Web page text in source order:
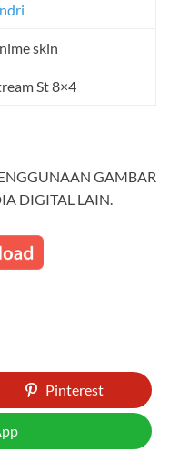
skin
St 8×4
GAMBAR
DIGITAL LAIN.
Pinterest